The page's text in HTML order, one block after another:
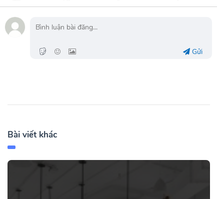
Gửi
Bài viết khác